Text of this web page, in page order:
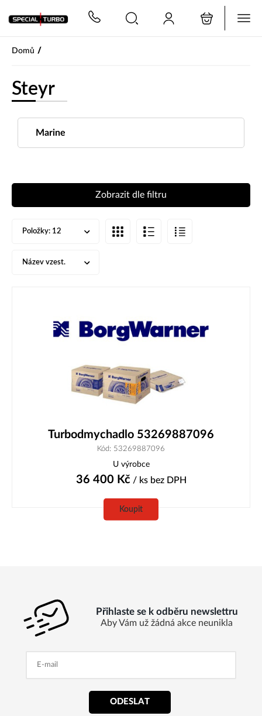
Domů /
Steyr
Marine
Zobrazit dle filtru
Položky: 12
Název vzest.
Turbodmychadlo 53269887096
Kód: 53269887096
U výrobce
36 400 Kč/ ks bez DPH
Koupit
Přihlaste se k odběru newslettru
Aby Vám už žádná akce neunikla
ODESLAT